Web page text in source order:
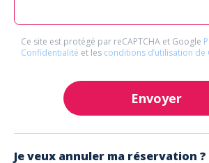
Ce site est protégé par reCAPTCHA et Google
Confidentialité et les conditions d’utilisation de
Envoyer
Je veux annuler ma réservation ?